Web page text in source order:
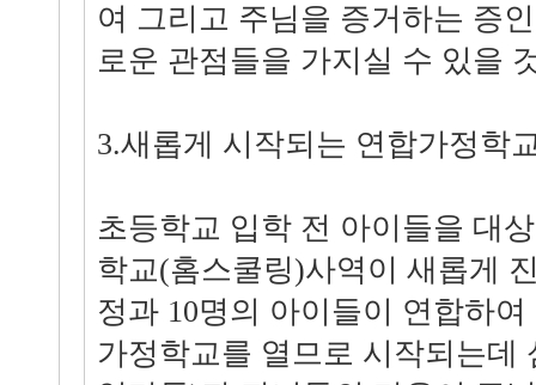
여 그리고 주님을 증거하는 증
로운 관점들을 가지실 수 있을
3.새롭게 시작되는 연합가정학
초등학교 입학 전 아이들을 대
학교(홈스쿨링)사역이 새롭게
정과 10명의 아이들이 연합하
가정학교를 열므로 시작되는데